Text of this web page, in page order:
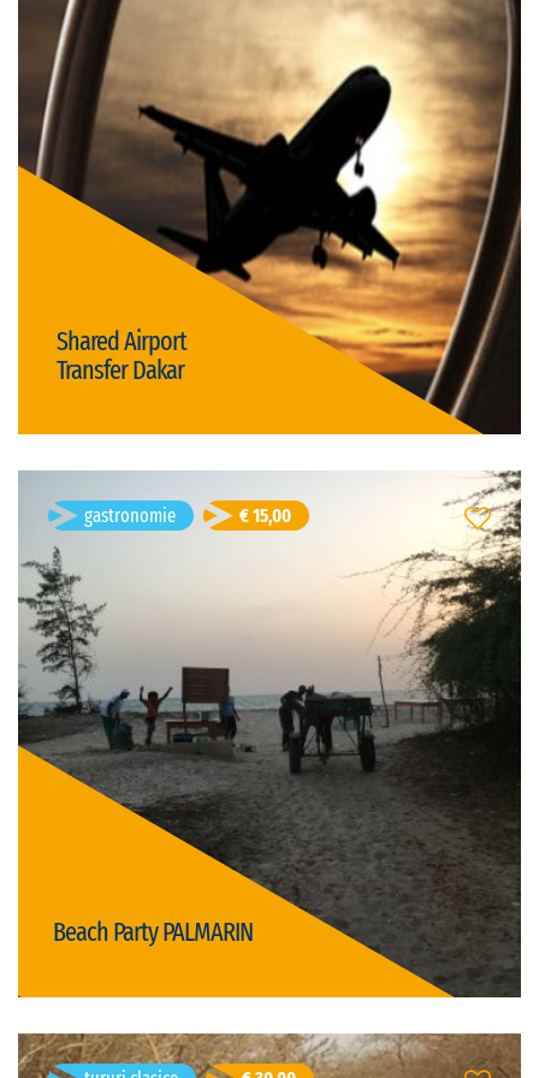
Shared Airport
Transfer Dakar
Durată: 40m
Limba vizitei:
germană, engleză, franceză, română
Tipul vizitei:
open
Preț: € 15,00/persoană
transport / transfer
Beach Party PALMARIN
gastronomie € 15,00 Beach Party PALMARIN
Dakar, Senegal
Durată: 5h
Limba vizitei:
germană, engleză, franceză
Tipul vizitei:
open
Preț: € 15,00/persoană
nightlife